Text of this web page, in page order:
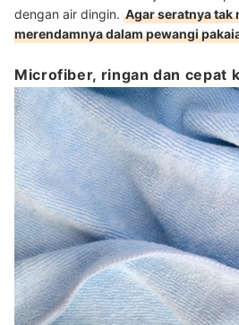
dengan air dingin. Agar seratnya tak
merendamnya dalam pewangi
Microfiber, ringan dan cepat